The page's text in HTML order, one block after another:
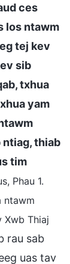
ces
los ntawm
tej kev
sib
txhua
yam
thiab
tim
Phau 1.
ntawm
Xwb Thiaj
rau sab
uas tav